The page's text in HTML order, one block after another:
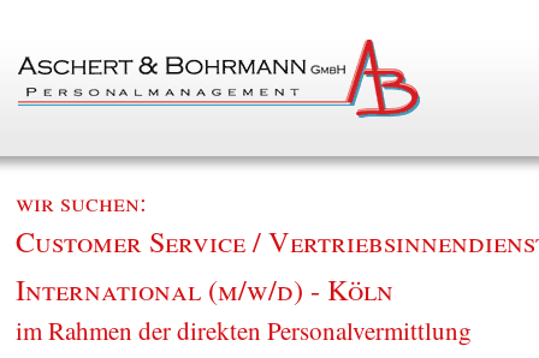
wir suchen:
Customer Service /
International (m/w/d) - Köln
im Rahmen der direkten Personalvermittlung